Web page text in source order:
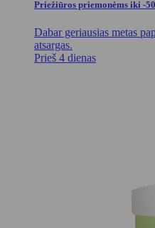
Priežiūros priemonėms iki -
Dabar geriausias metas
atsargas.
Prieš 4 dienas